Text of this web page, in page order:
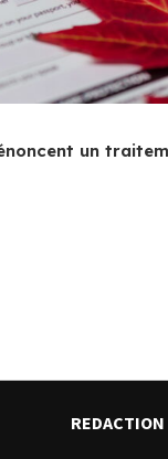
un
REDACTION